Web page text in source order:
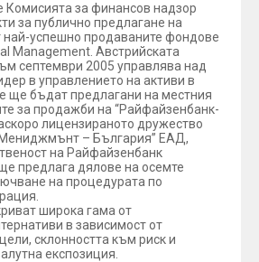
Комисията за финансов надзор
за публично предлагане на
най-успешно продаваните фондове
Management. Австрийската
септември 2005 управлява над
в управлението на активи в
ще бъдат предлагани на местния
за продажби на “Райфайзенбанк-
лицензираното дружество
– България” ЕАД,
на Райфайзенбанк
предлага дялове на осемте
на процедурата по
широка гама от
в зависимост от
склонността към риск и
експозиция.